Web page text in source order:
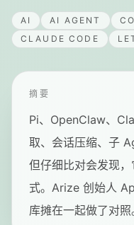
AI AI AGENT
CLAUDE CODE
摘要
Pi、OpenClaw、
取、会话压缩、子
但仔细比对会发现
式。Arize 创始人
库摊在一起做了对照